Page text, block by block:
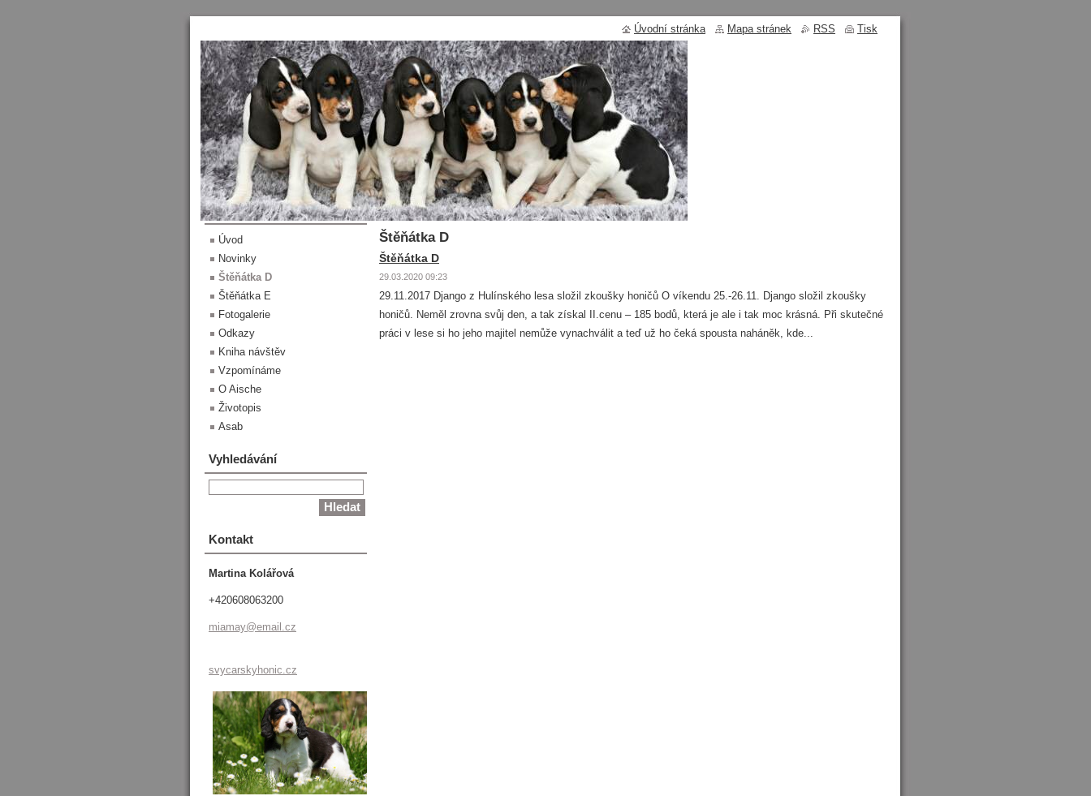
Úvod > Štěňátka D
Štěňátka D
Štěňátka D
29.03.2020 09:23
29.11.2017 Django z Hulínského lesa složil zkoušky honičů O víkendu 25.-26.11. Django složil zkoušky
honičů. Neměl zrovna svůj den, a tak získal II.cenu – 185 bodů, která je ale i tak moc krásná. Při skutečné
práci v lese si ho jeho majitel nemůže vynachválit a teď už ho čeká spousta naháněk, kde...
Menu
Úvod
Novinky
Štěňátka D
Štěňátka E
Fotogalerie
Odkazy
Kniha návštěv
Vzpomínáme
O Aische
Životopis
Asab
Vyhledávání
Kontakt
Martina Kolářová
+420608063200
miamay@email.cz
svycarskyhonic.cz
Úvodní stránka Mapa stránek RSS Tisk